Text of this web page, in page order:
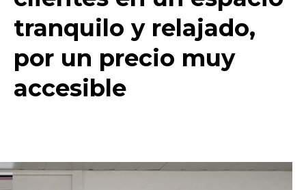
tranquilo y relajado,
por un precio muy
accesible